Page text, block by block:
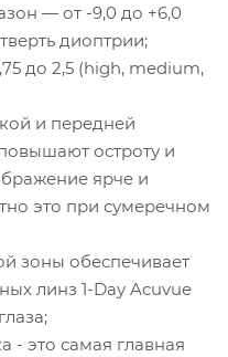
— от -9,0 до +6,0
диоптрии;
до 2,5 (high, medium,
и передней
остроту и
ярче и
это при сумеречном
зоны обеспечивает
линз 1-Day Acuvue
- это самая главная